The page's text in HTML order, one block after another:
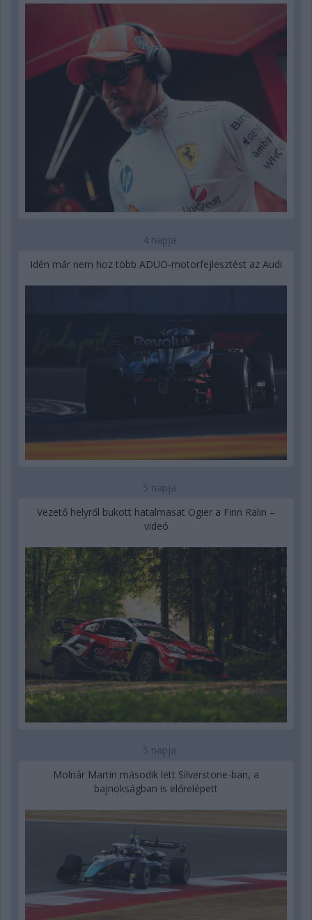
4 napja
Idén már nem hoz több ADUO-motorfejlesztést az Audi
5 napja
Vezető helyről bukott hatalmasat Ogier a Finn Ralin –
videó
5 napja
Molnár Martin második lett Silverstone-ban, a
bajnokságban is előrelépett